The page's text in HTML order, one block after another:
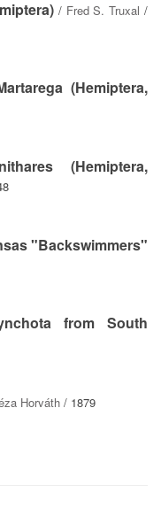
/ Fred S. Truxal /
(Hemiptera,
(Hemiptera,
"Backswimmers"
from South
Horváth / 1879